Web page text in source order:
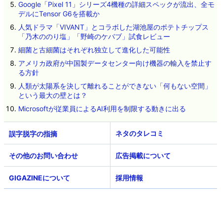
Google「Pixel 11」シリーズ4機種の詳細スペックが流出、全モ
デルにTensor G6を搭載か
人気ドラマ「VIVANT」とコラボした湖池屋のポテトチップス
「乃木ののり塩」「野崎のケバブ」試食レビュー
細菌と古細菌はそれぞれ独立して進化した可能性
アメリカ政府が中国製データセンター向け機器の輸入を禁止す
る方針
人類が太陽系を決して離れることができない「何もない空間」
という最大の壁とは？
Microsoftが従業員によるAI利用を制限する動きに出る
ネタのタレコミ
その他のお問い合わせ 広告掲載について
GIGAZINEについて 採用情報